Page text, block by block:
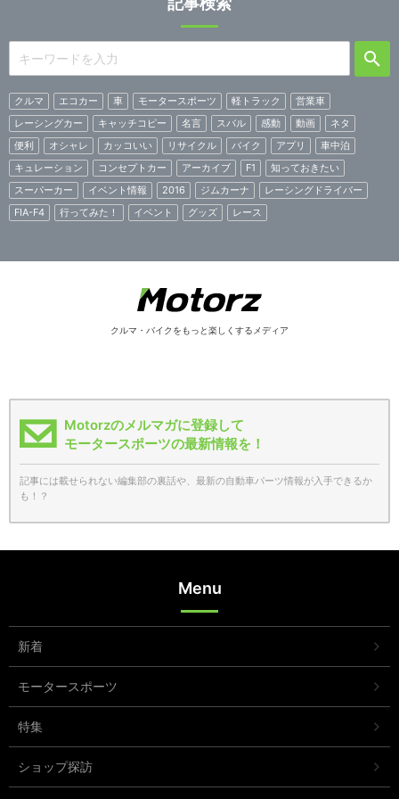
クルマ エコカー 車 モータースポーツ 軽トラック
営業車
レーシングカー
キャッチコピー 名言 スバル 感動 動画
ネタ
便利
オシャレ カッコいい リサイクル バイク アプリ
車中泊
キュレーション
コンセプトカー アーカイブ F1
知っておきたい
スーパーカー
イベント情報 2016 ジムカーナ
レーシングドライバー
FIA-F4
行ってみた！ イベント グッズ レース
クルマ・バイクをもっと楽しくするメディア
Motorzのメルマガに登録して
モータースポーツの最新情報を！
記事には載せられない編集部の裏話や、最新の自動車パーツ情報が入手できるか
も！？
Menu
新着
モータースポーツ
特集
ショップ探訪